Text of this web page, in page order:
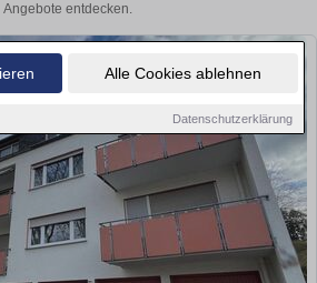
Alle Cookies ablehnen
Datenschutzerklärung
Angebote entdecken.